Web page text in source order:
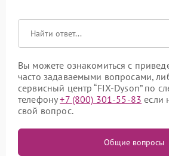
Вы можете ознакомиться с
часто задаваемыми вопросами,
сервисный центр “FIX-Dyson” по
телефону+7 (800) 301-55-83 если
свой вопрос.
Общие вопросы